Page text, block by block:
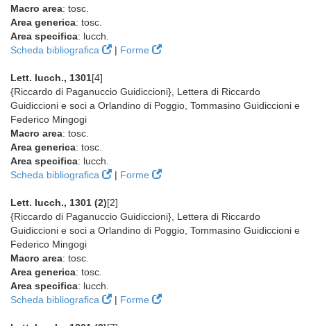
Macro area: tosc.
Area generica: tosc.
Area specifica: lucch.
Scheda bibliografica
| Forme
Lett. lucch., 1301[4]
{Riccardo di Paganuccio Guidiccioni}, Lettera di Riccardo
Guidiccioni e soci a Orlandino di Poggio, Tommasino Guidiccioni e
Federico Mingogi
Macro area: tosc.
Area generica: tosc.
Area specifica: lucch.
Scheda bibliografica
| Forme
Lett. lucch., 1301 (2)[2]
{Riccardo di Paganuccio Guidiccioni}, Lettera di Riccardo
Guidiccioni e soci a Orlandino di Poggio, Tommasino Guidiccioni e
Federico Mingogi
Macro area: tosc.
Area generica: tosc.
Area specifica: lucch.
Scheda bibliografica
| Forme